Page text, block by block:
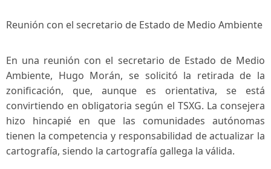
Reunión​ con el secretario de Estado de Medio Ambiente
En⁣ una reunión con ‌el secretario de Estado ‍de Medio
Ambiente,⁢ Hugo Morán, se‌ solicitó la retirada de‍ la
zonificación, que, aunque es orientativa, se está
convirtiendo en obligatoria según el TSXG. La ⁣consejera‍
hizo hincapié en que las‍ comunidades autónomas
tienen la competencia y​ responsabilidad de actualizar la
cartografía, siendo la​ cartografía gallega ​la⁢ válida.